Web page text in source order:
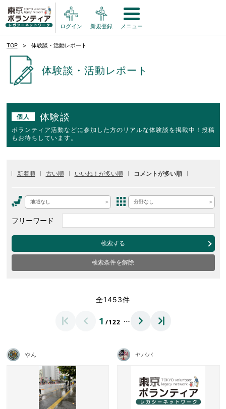
ログイン 新規登録 メニュー
TOP 体験談・活動レポート
体験談・活動レポート
個人 体験談
ボランティア活動などに参加した方のリアルな体験談を掲載中！投稿
もお待ちしています。
新着順 古い順 いいね！が多い順 コメントが多い順
地域なし 分野なし
フリーワード
検索する
検索条件を解除
全1453件
1 /122 …
やん ヤパパ